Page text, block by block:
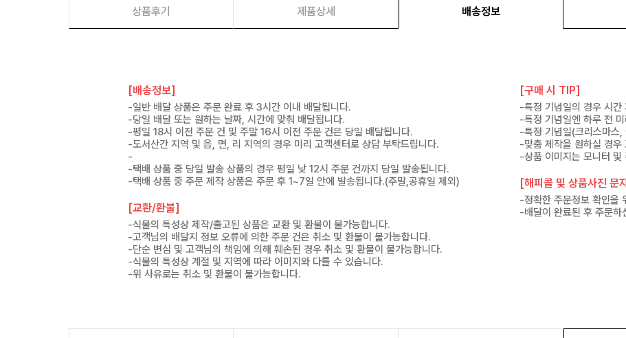
상품후기 제품상세 배송정보
[배송정보]
-일반 배달 상품은 주문 완료 후 3시간 이내 배달됩니다.
-당일 배달 또는 원하는 날짜, 시간에 맞춰 배달됩니다.
-평일 18시 이전 주문 건 및 주말 16시 이전 주문 건은 당일 배달됩니다.
-도서산간 지역 및 읍, 면, 리 지역의 경우 미리 고객센터로 상담 부탁드립니다.
-
-택배 상품 중 당일 발송 상품의 경우 평일 낮 12시 주문 건까지 당일 발송됩니다.
-택배 상품 중 주문 제작 상품은 주문 후 1~7일 안에 발송됩니다.(주말,공휴일 제외)
[교환/환불]
-식물의 특성상 제작/출고된 상품은 교환 및 환불이 불가능합니다.
-고객님의 배달지 정보 오류에 의한 주문 건은 취소 및 환불이 불가능합니다.
-단순 변심 및 고객님의 책임에 의해 훼손된 경우 취소 및 환불이 불가능합니다.
-식물의 특성상 계절 및 지역에 따라 이미지와 다를 수 있습니다.
-위 사유로는 취소 및 환불이 불가능합니다.
[구매 시 TIP]
-특정 기념일의 경우 시간
-특정 기념일엔 하루 전
-특정 기념일(크리스마스
-맞춤 제작을 원하실 경우
-상품 이미지는 모니터 및
[해피콜 및 상품사진 문
-정확한 주문정보 확인을
-배달이 완료된 후 주문하